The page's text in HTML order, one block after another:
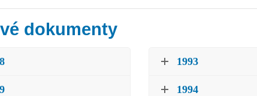
dokumenty
1993
1994